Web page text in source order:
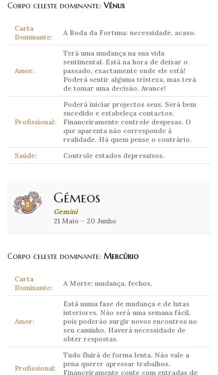
Corpo celeste dominante: Vénus
Carta
Dominante:
A Roda da Fortuna: necessidade, acaso.
Amor:
Terá uma mudança na sua vida
sentimental. Está na hora de deixar o
passado, exactamente onde ele está!
Poderá sentir alguma tristeza, mas terá
de tomar uma decisão. Avance!
Profissional:
Poderá iniciar projectos seus. Será bem
sucedido e estabeleça contactos.
Financeiramente controle despesas. O
que aparenta não corresponde à
realidade. Há quem pense o contrário.
Saúde:
Controle estados depressivos.
Gémeos
Gemini
21 Maio – 20 Junho
Corpo celeste dominante: Mercúrio
Carta
Dominante:
A Morte: mudança, fechos.
Amor:
Está numa fase de mudança e de lutas
interiores. Não será uma semana fácil,
pois poderão surgir novos encontros no
seu caminho. Haverá necessidade de
obter respostas.
Profissional:
Tudo fluirá de forma lenta. Não vale a
pena querer apressar trabalhos.
Financeiramente conte com entradas de